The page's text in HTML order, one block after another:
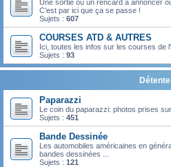
Une sortie ou un rencard à annoncer
C'est par ici que ça se passe !
Sujets : 607
COURSES ATD & AUTRES
Ici, toutes les infos sur les courses de
Sujets : 93
Détente
Paparazzi
Le coin du paparazzi: photos prises
Sujets : 451
Bande Dessinée
Les automobiles américaines en
bandes dessinées ...
Sujets : 121